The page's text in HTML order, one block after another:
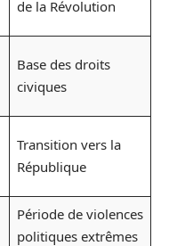
de la Révolution
Base des droits
civiques
Transition vers la
République
Période de violences
politiques extrêmes